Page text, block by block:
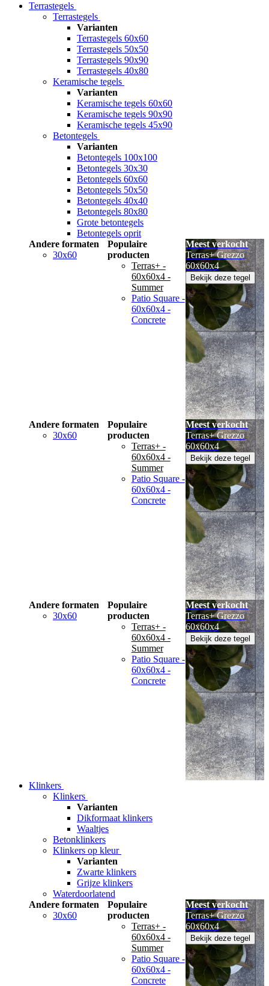
Terrastegels
Terrastegels
Varianten
Terrastegels 60x60
Terrastegels 50x50
Terrastegels 90x90
Terrastegels 40x80
Keramische tegels
Varianten
Keramische tegels 60x60
Keramische tegels 90x90
Keramische tegels 45x90
Betontegels
Varianten
Betontegels 100x100
Betontegels 30x30
Betontegels 60x60
Betontegels 50x50
Betontegels 40x40
Betontegels 80x80
Grote betontegels
Betontegels oprit
Andere formaten
30x60
Populaire
producten
Terras+ -
60x60x4 -
Summer
Patio Square -
60x60x4 -
Concrete
Meest verkocht
Terras+ Grezzo
60x60x4
Bekijk deze tegel
Andere formaten
30x60
Populaire
producten
Terras+ -
60x60x4 -
Summer
Patio Square -
60x60x4 -
Concrete
Meest verkocht
Terras+ Grezzo
60x60x4
Bekijk deze tegel
Andere formaten
30x60
Populaire
producten
Terras+ -
60x60x4 -
Summer
Patio Square -
60x60x4 -
Concrete
Meest verkocht
Terras+ Grezzo
60x60x4
Bekijk deze tegel
Klinkers
Klinkers
Varianten
Dikformaat klinkers
Waaltjes
Betonklinkers
Klinkers op kleur
Varianten
Zwarte klinkers
Grijze klinkers
Waterdoorlatend
Andere formaten
30x60
Populaire
producten
Terras+ -
60x60x4 -
Summer
Patio Square -
60x60x4 -
Concrete
Meest verkocht
Terras+ Grezzo
60x60x4
Bekijk deze tegel